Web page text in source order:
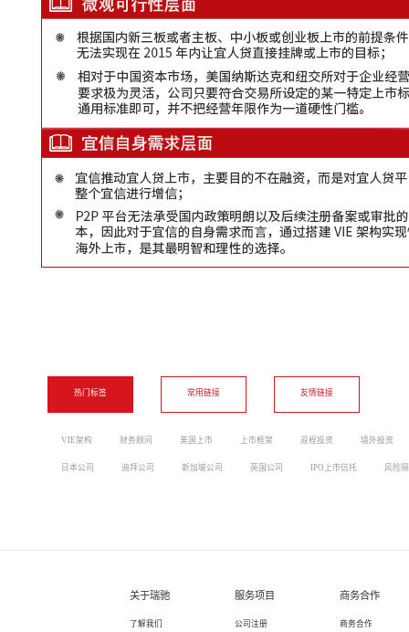
热门标签
VIE架构 财务顾问 美国上市 上市框架 返程投资 境外投资
日本公司 迪拜公司 新加坡公司 英国公司 IPO上市信托 风险
常用链接 友情链接
关于瑞驰
了解我们
服务项目
公司注册
商务合作
商务合作